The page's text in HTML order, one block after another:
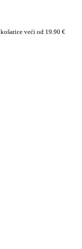
veći od 19.90 €